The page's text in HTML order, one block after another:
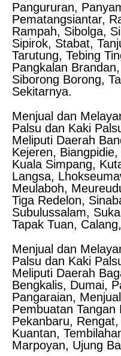
Pangururan,
Pematangsiantar,
Rampah, Sibolga,
Sipirok, Stabat,
Tarutung, Tebing
Pangkalan
Siborong Borong,
Sekitarnya.
Menjual dan
Palsu dan Kaki
Meliputi Daerah
Kejeren,
Kuala Simpang,
Langsa,
Meulaboh,
Tiga Redelon,
Subulussalam,
Tapak Tuan,
Menjual dan
Palsu dan Kaki
Meliputi Daerah
Bengkalis, Dumai,
Pangaraian,
Pembuatan Tangan
Pekanbaru,
Kuantan,
Marpoyan, Ujung